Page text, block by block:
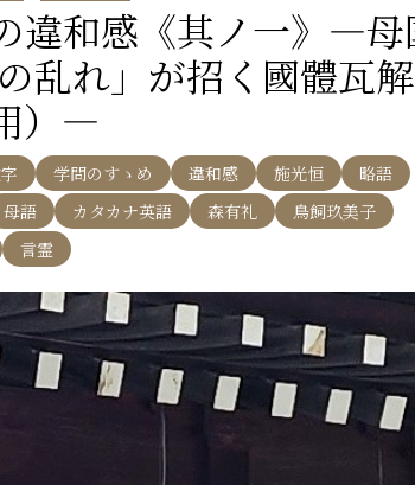
違和感《其ノ一》―母
乱れ」が招く國體瓦解
）―
学問のすゝめ 違和感 施光恒
略語
母語 カタカナ英語 森有礼
鳥飼玖美子
言霊